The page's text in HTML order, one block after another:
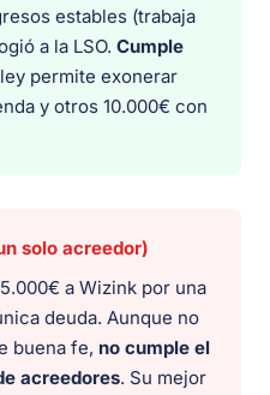
estables (trabaja
a la LSO. Cumple
permite exonerar
y otros 10.000€ con
solo acreedor)
a Wizink por una
deuda. Aunque no
buena fe, no cumple el
acreedores. Su mejor